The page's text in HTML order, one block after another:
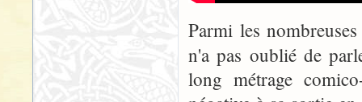
Parmi les
n'a pas oublié de
long métrage